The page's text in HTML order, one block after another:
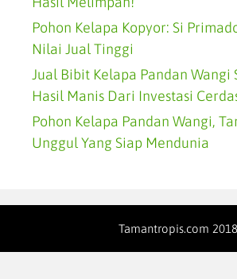
Pohon Kelapa Kopyor: Si
Nilai Jual Tinggi
Jual Bibit Kelapa Pandan Wangi
Hasil Manis Dari Investasi
Pohon Kelapa Pandan Wangi,
Unggul Yang Siap Mendunia
Tamantropis.com 2018